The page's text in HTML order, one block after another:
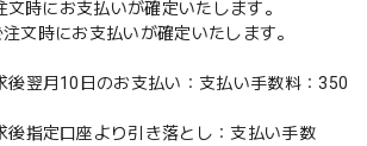
時にお支払いが確定いたします。
文時にお支払いが確定いたします。
後翌月10日のお支払い：支払い手数料：350
後指定口座より引き落とし：支払い手数